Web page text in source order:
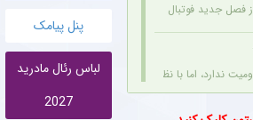
پنل پیامک
لباس رئال مادرید
2027
فصل جدید فوتبال انگلیس، دچار مصدومیتی بسیار
ندارد، اما با نظر سرمربی استقلال در بازی دوستانه
کرد + جزئیات